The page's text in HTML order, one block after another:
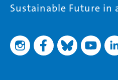
Sustainable Future in